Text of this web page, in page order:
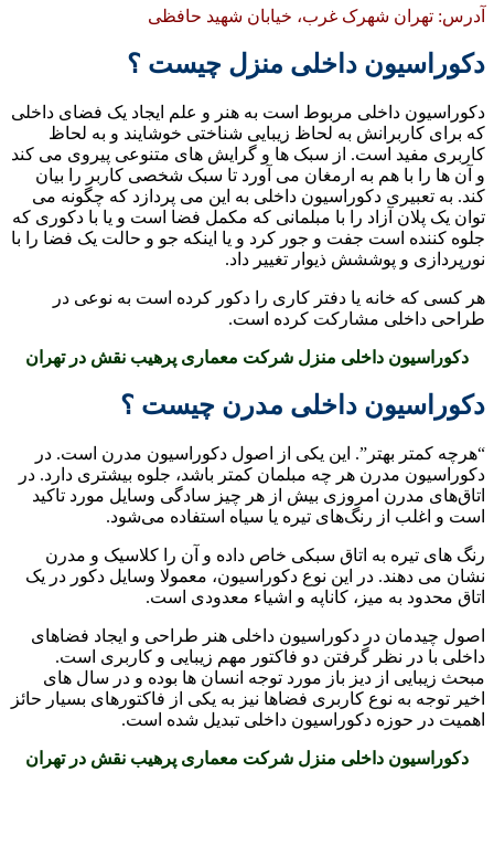
آدرس: تهران شهرک غرب، خیابان شهید حافظی
دکوراسیون داخلی منزل چیست ؟
دکوراسیون داخلی مربوط است به هنر و علم ایجاد یک فضای داخلی
که برای کاربرانش به لحاظ زیبایی شناختی خوشایند و به لحاظ
کاربری مفید است. از سبک ها و گرایش های متنوعی پیروی می کند
و آن ها را با هم به ارمغان می آورد تا سبک شخصی کاربر را بیان
کند. به تعبیری دکوراسیون داخلی به این می پردازد که چگونه می
توان یک پلان آزاد را با مبلمانی که مکمل فضا است و یا با دکوری که
جلوه کننده است جفت و جور کرد و یا اینکه جو و حالت یک فضا را با
نورپردازی و پوششش ذیوار تغییر داد.
هر کسی که خانه یا دفتر کاری را دکور کرده است به نوعی در
طراحی داخلی مشارکت کرده است.
دکوراسیون داخلی منزل شرکت معماری پرهیب نقش در تهران
دکوراسیون داخلی مدرن چیست ؟
“هرچه کمتر بهتر”. این یکی از اصول دکوراسیون مدرن است. در
دکوراسیون مدرن هر چه مبلمان کمتر باشد، جلوه بیشتری دارد. در
اتاق‌های مدرن امروزی بیش از هر چیز سادگی وسایل مورد تاکید
است و اغلب از رنگ‌های تیره یا سیاه استفاده می‌شود.
رنگ های تیره به اتاق سبکی خاص داده و آن را کلاسیک و مدرن
نشان می دهند. در این نوع دکوراسیون، معمولا وسایل دکور در یک
اتاق محدود به میز، کاناپه و اشیاء معدودی است.
اصول چیدمان در دکوراسیون داخلی هنر طراحی و ایجاد فضاهای
داخلی با در نظر گرفتن دو فاکتور مهم زیبایی و کاربری است.
مبحث زیبایی از دیز باز مورد توجه انسان ها بوده و در سال های
اخیر توجه به نوع کاربری فضاها نیز به یکی از فاکتورهای بسیار حائز
اهمیت در حوزه دکوراسیون داخلی تبدیل شده است.
دکوراسیون داخلی منزل شرکت معماری پرهیب نقش در تهران